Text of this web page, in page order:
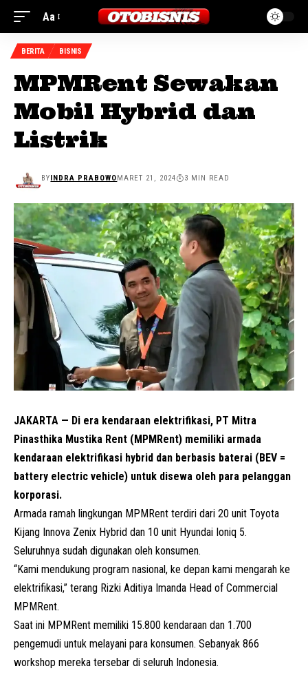
Aa
BERITA BISNIS
MPMRent Sewakan
Mobil Hybrid dan
Listrik
BYINDRA PRABOWOMARET 21, 2024 3 MIN READ
JAKARTA — Di era kendaraan elektrifikasi, PT Mitra
Pinasthika Mustika Rent (MPMRent) memiliki armada
kendaraan elektrifikasi hybrid dan berbasis baterai (BEV =
battery electric vehicle) untuk disewa oleh para pelanggan
korporasi.
Armada ramah lingkungan MPMRent terdiri dari 20 unit Toyota
Kijang Innova Zenix Hybrid dan 10 unit Hyundai Ioniq 5.
Seluruhnya sudah digunakan oleh konsumen.
“Kami mendukung program nasional, ke depan kami mengarah ke
elektrifikasi,” terang Rizki Aditiya Imanda Head of Commercial
MPMRent.
Saat ini MPMRent memiliki 15.800 kendaraan dan 1.700
pengemudi untuk melayani para konsumen. Sebanyak 866
workshop mereka tersebar di seluruh Indonesia.